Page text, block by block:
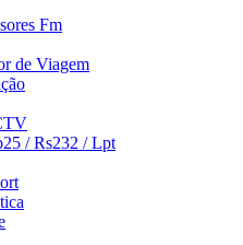
Fm
de Viagem
/ Rs232 / Lpt